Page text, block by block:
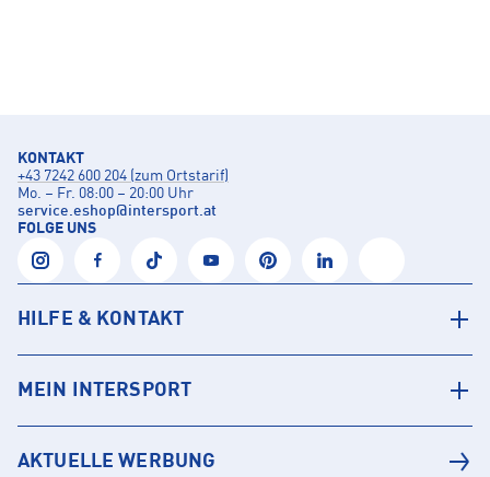
KONTAKT
+43 7242 600 204 (zum Ortstarif)
Mo. – Fr. 08:00 – 20:00 Uhr
service.eshop@intersport.at
FOLGE UNS
HILFE & KONTAKT
MEIN INTERSPORT
AKTUELLE WERBUNG